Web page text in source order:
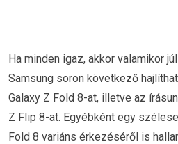
Ha minden igaz, akkor valamikor
Samsung soron következő
Galaxy Z Fold 8-at, illetve az
Z Flip 8-at. Egyébként egy
Fold 8 variáns érkezéséről is